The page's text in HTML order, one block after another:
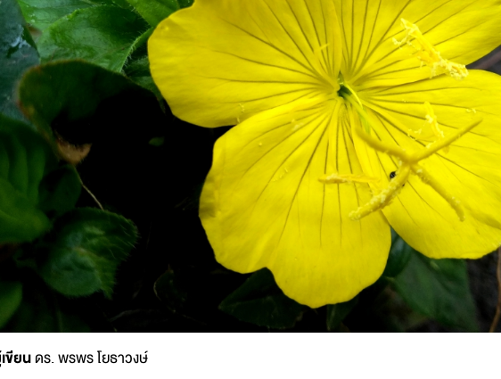
ขียนดร. พรพร โยธาวงษ์